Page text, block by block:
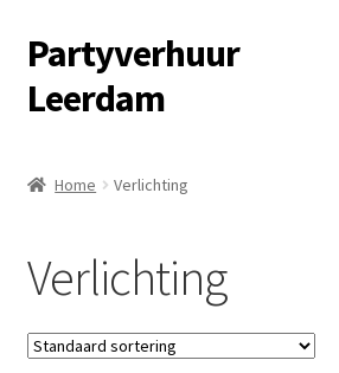
Ga
door
naar
Ga
naar
de
Partyverhuur
Leerdam
Checkout
Contact
Home Verlichting
Verlichting